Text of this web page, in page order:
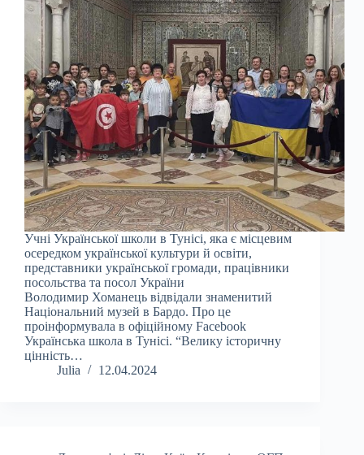
Учні Української школи в Тунісі, яка є місцевим
осередком української культури й освіти,
представники української громади, працівники
посольства та посол України
Володимир Хоманець відвідали знаменитий
Національний музей в Бардо. Про це
проінформувала в офіційному Facebook
Українська школа в Тунісі. “Велику історичну
цінність…
Julia
12.04.2024